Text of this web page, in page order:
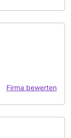
Firma bewerten